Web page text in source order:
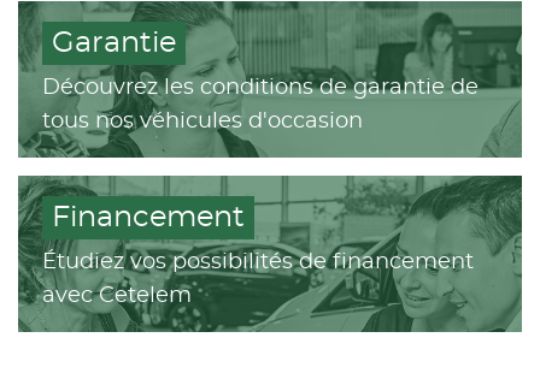
Garantie
Découvrez les conditions de garantie de
tous nos véhicules d'occasion
Financement
Étudiez vos possibilités de financement
avec Cetelem